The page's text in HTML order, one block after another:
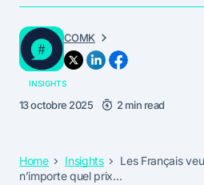
COMK
INSIGHTS
13 octobre 2025 2 min read
Home Insights
Les Français
n’importe quel prix…